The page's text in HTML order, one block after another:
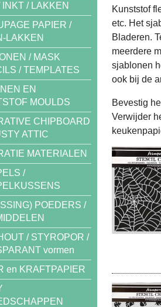
/ LAKKEN
PAPIER /
LAKKEN
/ MASK
/ TEMPLATES
EN
MOULDS
CHIPBOARD
ATTIC
MATERIALEN
/
POEDERS /
/ STYROPOR /
vormen
en KRAFTPAPIER
Kunststof
etc. Het
Bladeren.
meerdere
sjablonen
ook bij de
Bevestig
Verwijder